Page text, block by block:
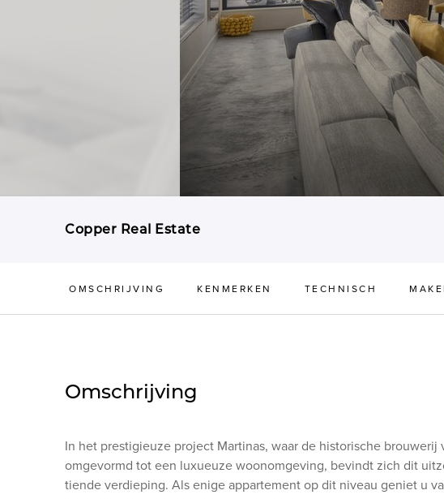
Copper Real Estate
OMSCHRIJVING KENMERKEN TECHNISCH
Omschrijving
In het prestigieuze project Martinas, waar de historische brouwerij
omgevormd tot een luxueuze woonomgeving, bevindt zich dit
tiende verdieping. Als enige appartement op dit niveau geniet u